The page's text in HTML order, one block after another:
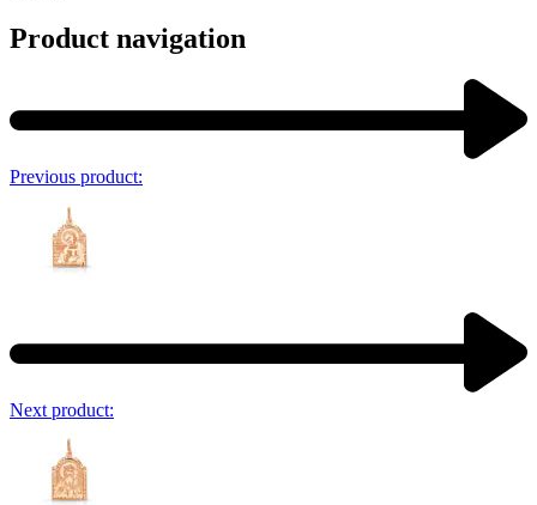
Product navigation
Previous product:
Next product: